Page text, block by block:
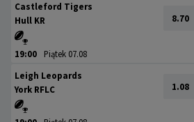
Castleford Tigers
Hull KR
8.70
19:00 Piątek 07.08
Leigh Leopards
York RFLC
1.08